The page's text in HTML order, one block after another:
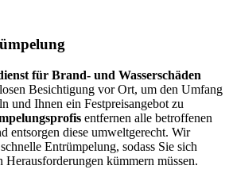
für Brand- und Wasserschäden
Besichtigung vor Ort, um den Umfang
und Ihnen ein Festpreisangebot zu
entfernen alle betroffenen
entsorgen diese umweltgerecht. Wir
Entrümpelung, sodass Sie sich
kümmern müssen.